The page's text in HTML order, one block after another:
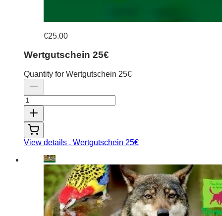
€25.00
Wertgutschein 25€
Quantity for Wertgutschein 25€
View details , Wertgutschein 25€